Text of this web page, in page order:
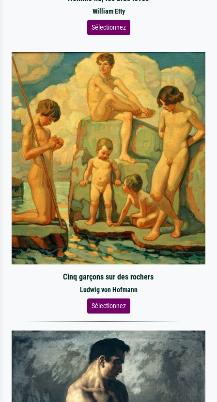
William Etty
Sélectionnez
Cinq garçons sur des rochers
Ludwig von Hofmann
Sélectionnez